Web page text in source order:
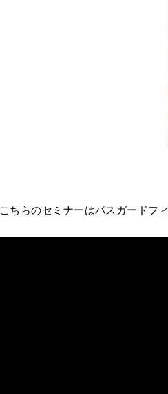
こちらのセミナーはパスガードフ